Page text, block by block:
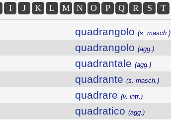
I J K L M N O P Q R S T
quadrangolo (s. masch.)
quadrangolo (agg.)
quadrantale (agg.)
quadrante (s. masch.)
quadrare (v. intr.)
quadratico (agg.)